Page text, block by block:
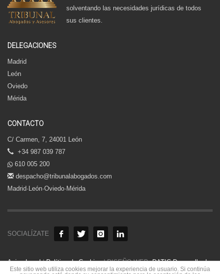
solventando las necesidades jurídicas de todos
sus clientes.
DELEGACIONES
Madrid
León
Oviedo
Mérida
CONTACTO
C/ Carmen, 7, 24001 León
+34 987 039 787
610 005 200
despacho@tribunalabogados.com
Madrid·León·Oviedo·Mérida
SOCIALÍZATE
Aviso Legal|Política de Cookies| DISEÑO WEB:DATIC Desarrollo de
Este sitio web utiliza cookies mejorar la experiencia de usuario. Si continúa